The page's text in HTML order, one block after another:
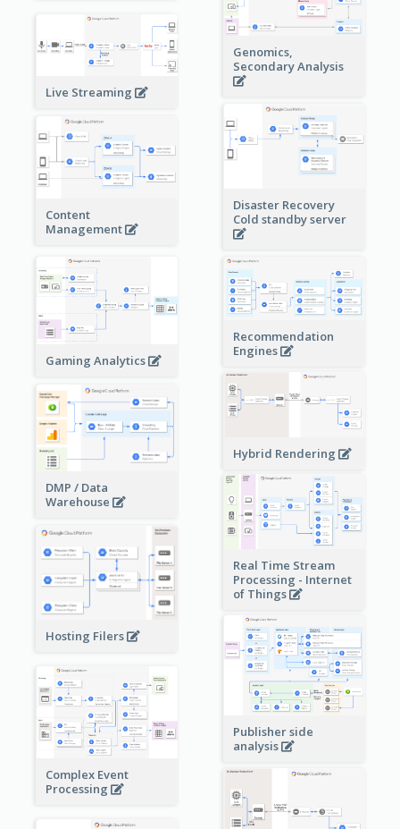
Genomics,
Secondary Analysis
Live Streaming
Disaster Recovery
Cold standby server
Content
Management
Gaming Analytics
Recommendation
Engines
Hybrid Rendering
DMP / Data
Warehouse
Real Time Stream
Processing - Internet
of Things
Hosting Filers
Publisher side
analysis
Complex Event
Processing